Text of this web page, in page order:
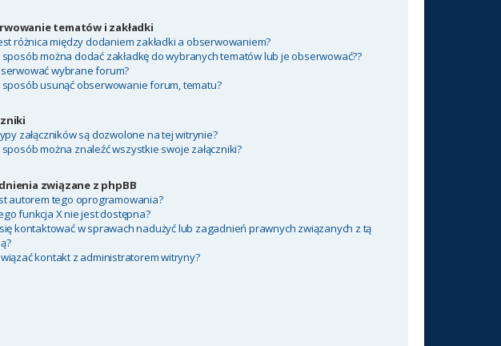
tematów i zakładki
różnica między dodaniem zakładki a obserwowaniem?
sposób można dodać zakładkę do wybranych tematów lub je obserwować??
wybrane forum?
sposób usunąć obserwowanie forum, tematu?
załączników są dozwolone na tej witrynie?
sposób można znaleźć wszystkie swoje załączniki?
związane z phpBB
autorem tego oprogramowania?
funkcja X nie jest dostępna?
kontaktować w sprawach nadużyć lub zagadnień prawnych związanych z tą
kontakt z administratorem witryny?